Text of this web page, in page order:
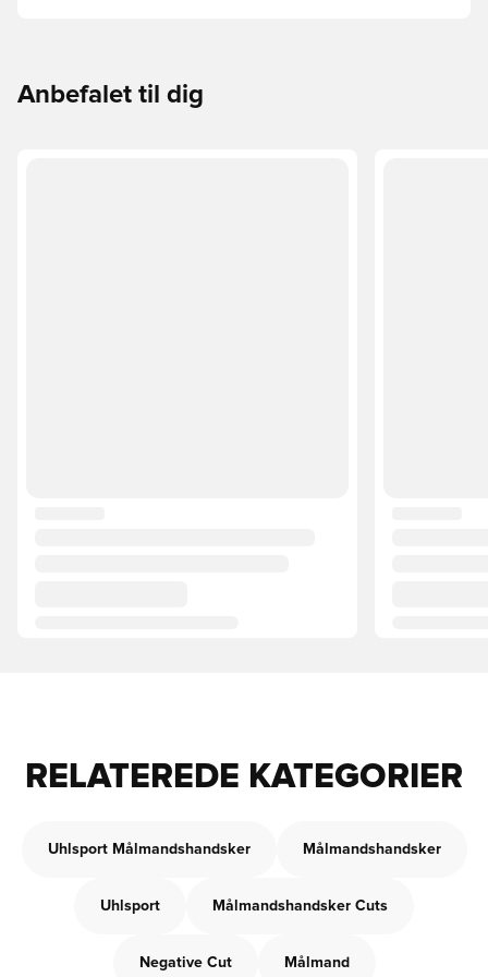
Anbefalet til dig
RELATEREDE KATEGORIER
Uhlsport Målmandshandsker Målmandshandsker
Uhlsport Målmandshandsker Cuts
Negative Cut Målmand